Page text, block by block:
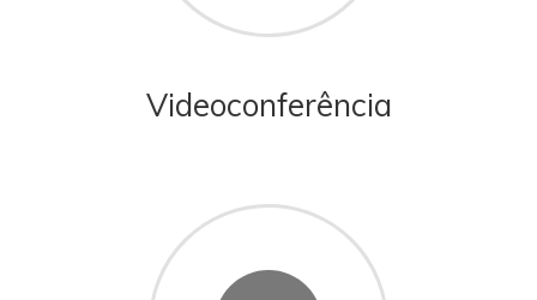
Videoconferência